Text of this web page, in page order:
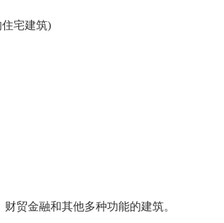
宅建筑)
贸金融和其他多种功能的建筑。